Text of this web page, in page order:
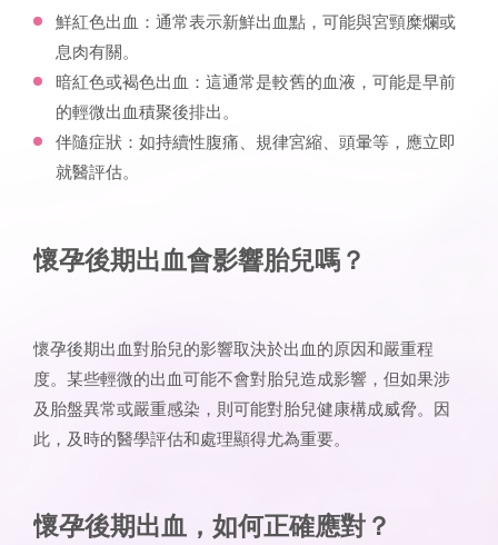
鮮紅色出血：通常表示新鮮出血點，可能與宮頸糜爛或
息肉有關。
暗紅色或褐色出血：這通常是較舊的血液，可能是早前
的輕微出血積聚後排出。
伴隨症狀：如持續性腹痛、規律宮縮、頭暈等，應立即
就醫評估。
懷孕後期出血會影響胎兒嗎？
懷孕後期出血對胎兒的影響取決於出血的原因和嚴重程
度。某些輕微的出血可能不會對胎兒造成影響，但如果涉
及胎盤異常或嚴重感染，則可能對胎兒健康構成威脅。因
此，及時的醫學評估和處理顯得尤為重要。
懷孕後期出血 ，如何正確應對？